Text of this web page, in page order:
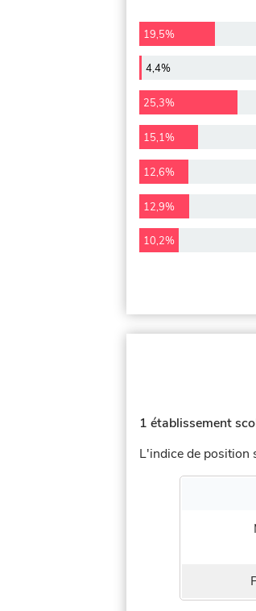
19,5%
4,4%
25,3%
15,1%
12,6%
12,9%
10,2%
1 établissement
L'indice de position